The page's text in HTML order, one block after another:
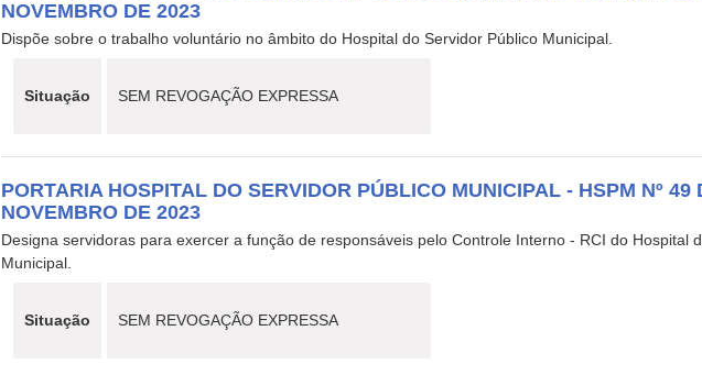
NOVEMBRO DE 2023
Dispõe sobre o trabalho voluntário no âmbito do Hospital do Servidor Público Municipal.
Situação SEM REVOGAÇÃO EXPRESSA
PORTARIA HOSPITAL DO SERVIDOR PÚBLICO MUNICIPAL - HSPM Nº 49
NOVEMBRO DE 2023
Designa servidoras para exercer a função de responsáveis pelo Controle Interno - RCI do Hospital
Municipal.
Situação SEM REVOGAÇÃO EXPRESSA